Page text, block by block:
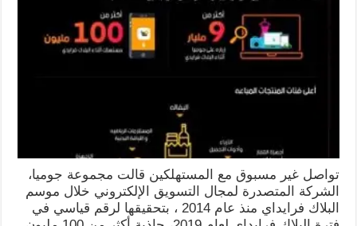
تواصل غير مسبوق مع المستهلكين قالت مجموعة جوميا،
الشركة المتصدرة لمجال التسويق الإلكتروني خلال موسم
البلاك فرايداي منذ عام 2014 ، بتحقيقها لرقم قياسي في